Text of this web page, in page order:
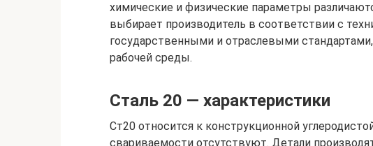
химические и физические параметры
выбирает производитель в соответствии с
государственными и отраслевыми
рабочей среды.
Сталь 20 — характеристики
Ст20 относится к конструкционной
свариваемости отсутствуют. Детали